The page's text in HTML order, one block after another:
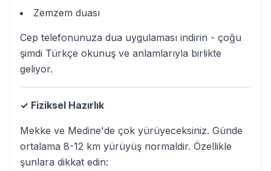
Zemzem duası
Cep telefonunuza dua uygulaması indirin - çoğu
şimdi Türkçe okunuş ve anlamlarıyla birlikte
geliyor.
✓ Fiziksel Hazırlık
Mekke ve Medine'de çok yürüyeceksiniz. Günde
ortalama 8-12 km yürüyüş normaldir. Özellikle
şunlara dikkat edin: